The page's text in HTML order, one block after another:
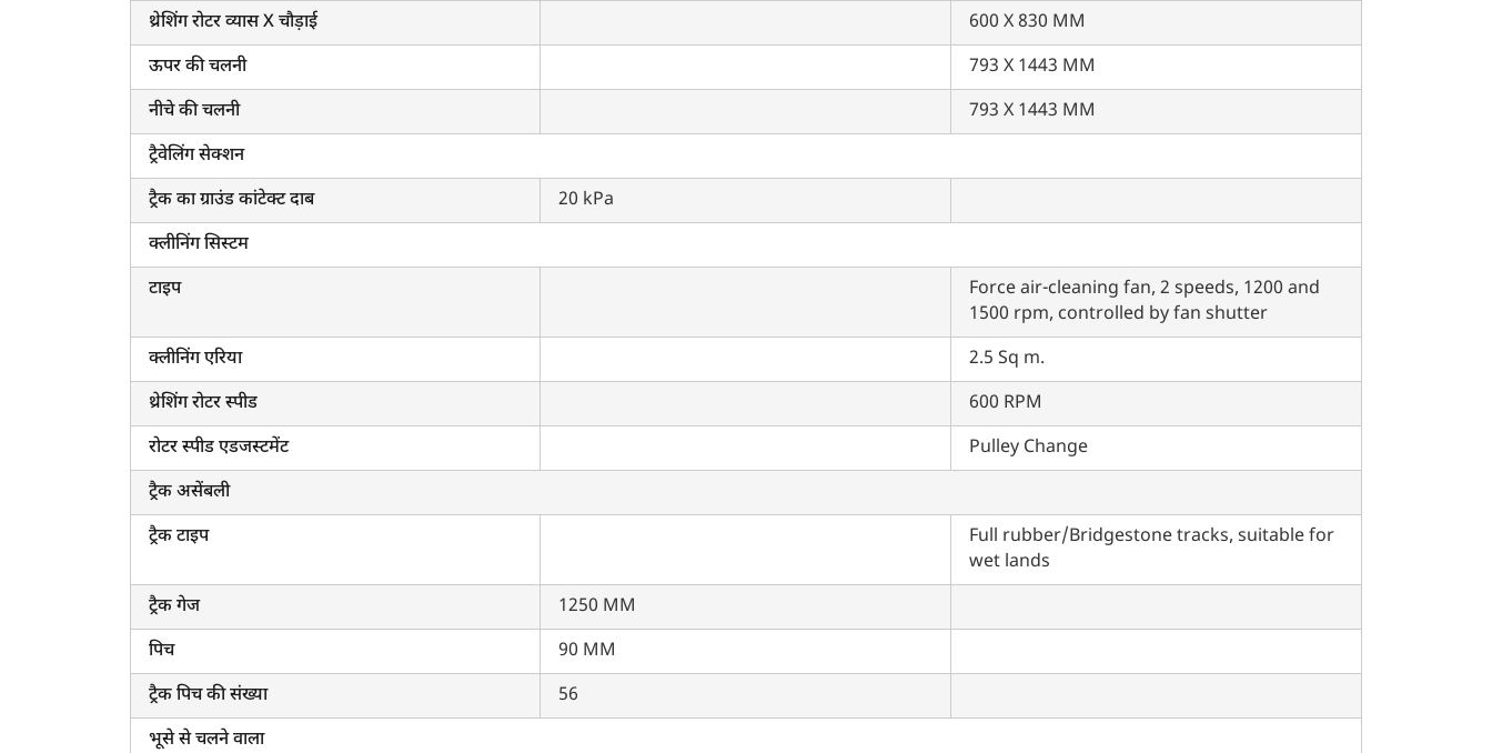
थ्रेशिंग रोटर व्यास X चौड़ाई
600 X 830 MM
ऊपर की चलनी
793 X 1443 MM
नीचे की चलनी
793 X 1443 MM
ट्रैवेलिंग सेक्शन
ट्रैक का ग्राउंड कांटेक्ट दाब
20 kPa
क्लीनिंग सिस्टम
टाइप
Force air-cleaning fan, 2 speeds, 1200 and
1500 rpm, controlled by fan shutter
क्लीनिंग एरिया
2.5 Sq m.
थ्रेशिंग रोटर स्पीड
600 RPM
रोटर स्पीड एडजस्टमेंट
Pulley Change
ट्रैक असेंबली
ट्रैक टाइप
Full rubber/Bridgestone tracks, suitable for
wet lands
ट्रैक गेज
1250 MM
पिच
90 MM
ट्रैक पिच की संख्या
56
भूसे से चलने वाला